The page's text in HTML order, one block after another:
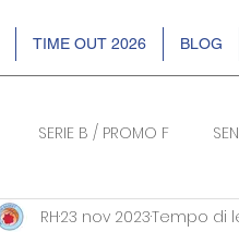
TIME OUT 2026 BLOG
SERIE B / PROMO F
EVENTI DR2 SERIE
RH23 nov 2023Tempo di